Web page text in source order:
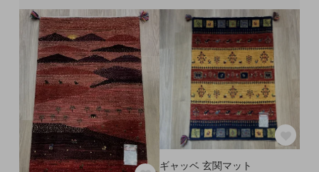
ギャッベ 玄関マット